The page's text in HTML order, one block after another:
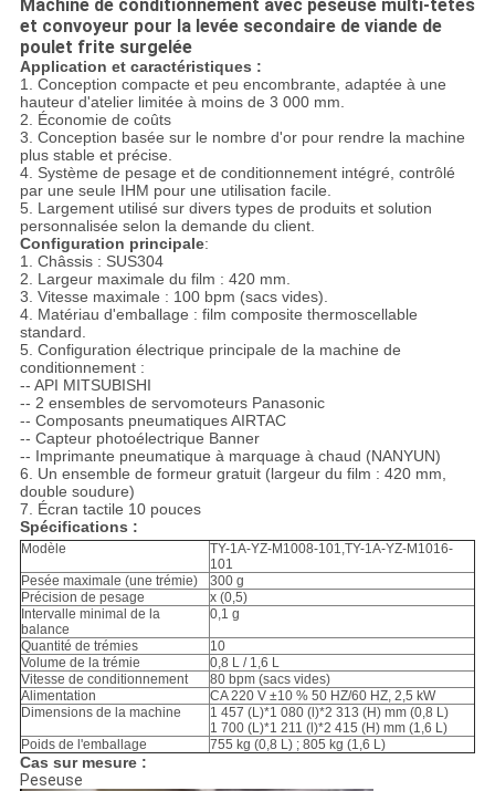
Machine de conditionnement avec peseuse multi-têtes
et convoyeur pour la levée secondaire de viande de
poulet frite surgelée
Application et caractéristiques :
1. Conception compacte et peu encombrante, adaptée à une
hauteur d'atelier limitée à moins de 3 000 mm.
2. Économie de coûts
3. Conception basée sur le nombre d'or pour rendre la machine
plus stable et précise.
4. Système de pesage et de conditionnement intégré, contrôlé
par une seule IHM pour une utilisation facile.
5. Largement utilisé sur divers types de produits et solution
personnalisée selon la demande du client.
Configuration principale:
1. Châssis : SUS304
2. Largeur maximale du film : 420 mm.
3. Vitesse maximale : 100 bpm (sacs vides).
4. Matériau d'emballage : film composite thermoscellable
standard.
5. Configuration électrique principale de la machine de
conditionnement :
-- API MITSUBISHI
-- 2 ensembles de servomoteurs Panasonic
-- Composants pneumatiques AIRTAC
-- Capteur photoélectrique Banner
-- Imprimante pneumatique à marquage à chaud (NANYUN)
6. Un ensemble de formeur gratuit (largeur du film : 420 mm,
double soudure)
7. Écran tactile 10 pouces
Spécifications :
Modèle
TY-1A-YZ-M1008-101,TY-1A-YZ-M1016-
101
Pesée maximale (une trémie)
300 g
Précision de pesage
x (0,5)
Intervalle minimal de la
balance
0,1 g
Quantité de trémies
10
Volume de la trémie
0,8 L / 1,6 L
Vitesse de conditionnement
80 bpm (sacs vides)
Alimentation
CA 220 V ±10 % 50 HZ/60 HZ, 2,5 kW
Dimensions de la machine
1 457 (L)*1 080 (l)*2 313 (H) mm (0,8 L)
1 700 (L)*1 211 (l)*2 415 (H) mm (1,6 L)
Poids de l'emballage
755 kg (0,8 L) ; 805 kg (1,6 L)
Cas sur mesure :
Peseuse